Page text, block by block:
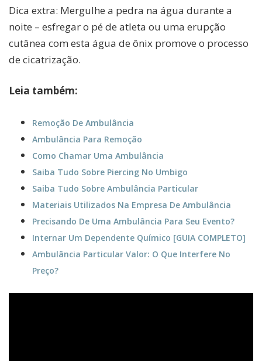
Dica extra: Mergulhe a pedra na água durante a
noite – esfregar o pé de atleta ou uma erupção
cutânea com esta água de ônix promove o processo
de cicatrização.
Leia também:
Remoção De Ambulância
Ambulância Para Remoção
Como Chamar Uma Ambulância
Saiba Tudo Sobre Piercing No Umbigo
Saiba Tudo Sobre Ambulância Particular
Materiais Utilizados Na Empresa De Ambulância
Precisando De Uma Ambulância Para Seu Evento?
Internar Um Dependente Químico [GUIA COMPLETO]
Ambulância Particular Valor: O Que Interfere No
Preço?